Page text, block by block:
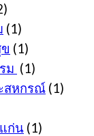
(1)
(1)
ม (1)
สหกรณ์ (1)
ก่น (1)